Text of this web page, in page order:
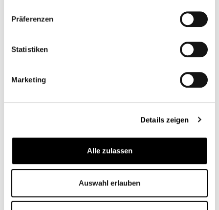
Präferenzen
Statistiken
Marketing
Details zeigen
Alle zulassen
Auswahl erlauben
MOTOGADGET M.VIEW BAR ADAPTER
CB11864